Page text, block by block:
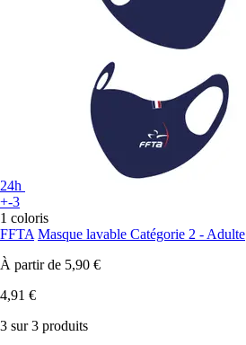
24h
+-3
1 coloris
FFTA Masque lavable Catégorie 2 - Adulte
À partir de 5,90 €
4,91 €
3 sur 3 produits